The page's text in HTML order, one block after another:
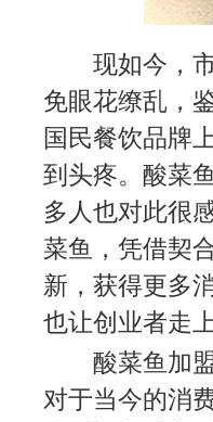
现如今，
免眼花缭乱，
国民餐饮品牌
到头疼。酸菜
多人也对此很
菜鱼，凭借契
新，获得更多
也让创业者走
酸菜鱼加
对于当今的消